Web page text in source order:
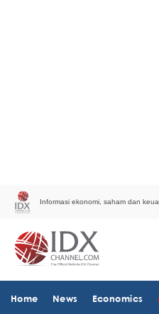
Informasi ekonomi, saham dan
Home News Economics